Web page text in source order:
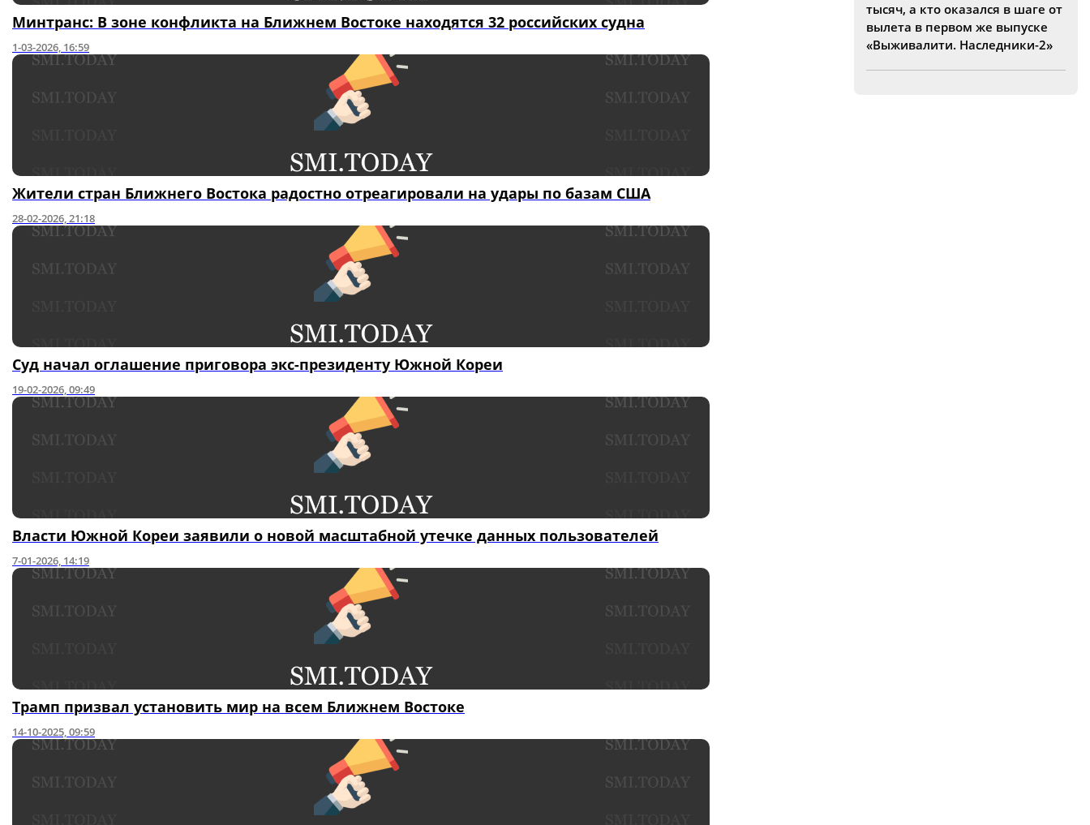
Минтранс: В зоне конфликта на Ближнем Востоке находятся 32 российских судна
1-03-2026, 16:59
Жители стран Ближнего Востока радостно отреагировали на удары по базам США
28-02-2026, 21:18
Суд начал оглашение приговора экс-президенту Южной Кореи
19-02-2026, 09:49
Власти Южной Кореи заявили о новой масштабной утечке данных пользователей
7-01-2026, 14:19
Трамп призвал установить мир на всем Ближнем Востоке
14-10-2025, 09:59
тысяч, а кто оказался в шаге от
вылета в первом же выпуске
«Выживалити. Наследники-2»